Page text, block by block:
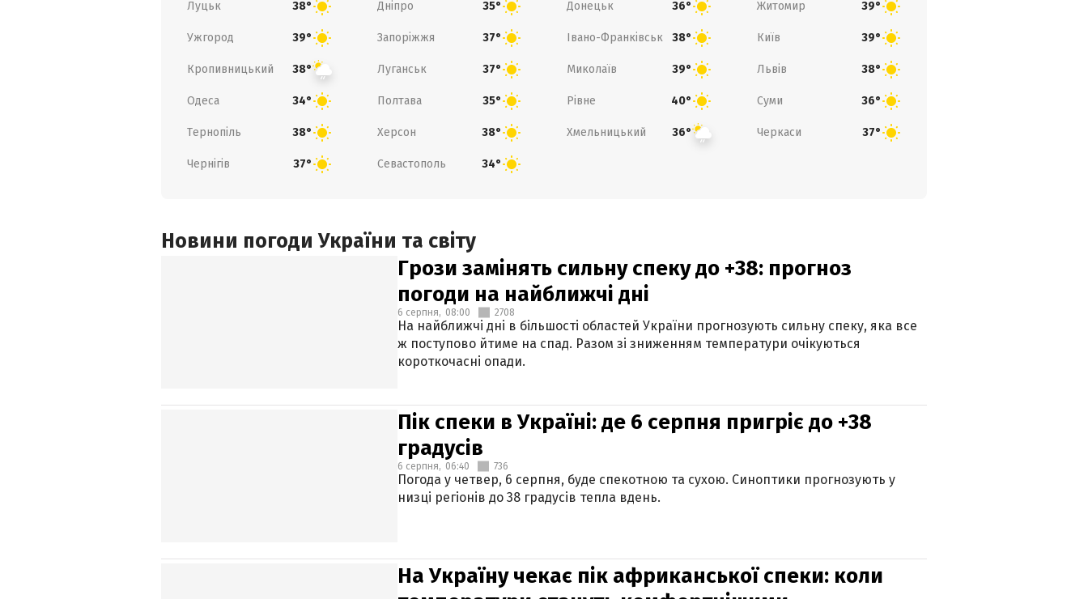
Луцьк 38° Дніпро 35° Донецьк 36° Житомир 39°
Ужгород 39° Запоріжжя 37° Івано-Франківськ 38° Київ 39°
Кропивницький 38° Луганськ 37° Миколаїв 39° Львів 38°
Одеса 34° Полтава 35° Рівне 40° Суми 36°
Тернопіль 38° Херсон 38° Хмельницький 36° Черкаси 37°
Чернігів 37° Севастополь 34°
Новини погоди України та світу
Грози замінять сильну спеку до +38: прогноз
погоди на найближчі дні
6 серпня, 08:00 2708
На найближчі дні в більшості областей України прогнозують сильну спеку, яка все
ж поступово йтиме на спад. Разом зі зниженням температури очікуються
короткочасні опади.
Пік спеки в Україні: де 6 серпня пригріє до +38
градусів
6 серпня, 06:40 736
Погода у четвер, 6 серпня, буде спекотною та сухою. Синоптики прогнозують у
низці регіонів до 38 градусів тепла вдень.
На Україну чекає пік африканської спеки: коли